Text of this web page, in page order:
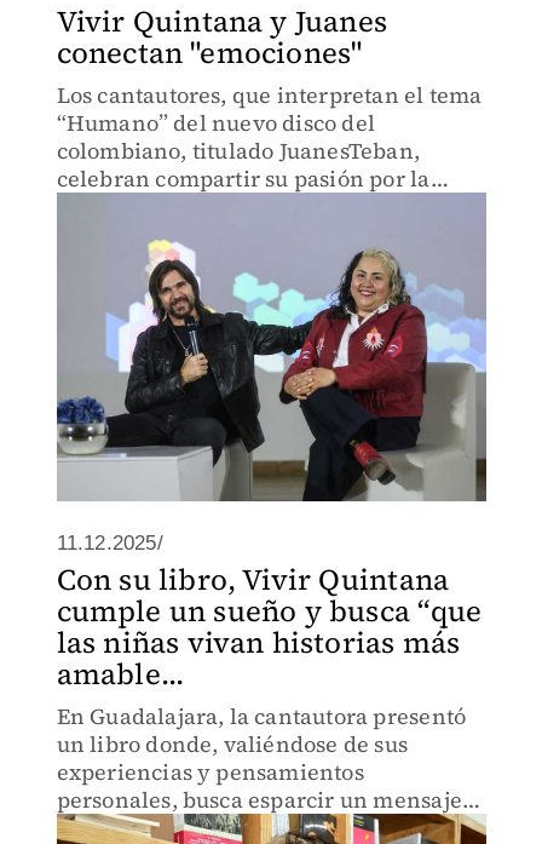
Vivir Quintana y Juanes
conectan "emociones"
Los cantautores, que interpretan el tema
“Humano” del nuevo disco del
colombiano, titulado JuanesTeban,
celebran compartir su pasión por la
transmitir sus mensajes; el sábado el
intérprete se presentará en el Vive
11.12.2025/
Con su libro, Vivir Quintana
cumple un sueño y busca “que
las niñas vivan historias más
amable...
En Guadalajara, la cantautora presentó
un libro donde, valiéndose de sus
experiencias y pensamientos
personales, busca esparcir un mensaje
positivo.